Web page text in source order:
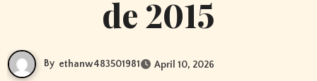
de 2015
By ethanw483501981 April 10, 2026